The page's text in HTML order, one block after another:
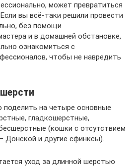
может превратиться
вы всё-таки решили провести
без помощи
и в домашней обстановке,
ознакомиться с
чтобы не навредить
на четыре основные
гладкошерстные,
(кошки с отсутствием
Донской и другие сфинксы).
уход за длинной шерстью